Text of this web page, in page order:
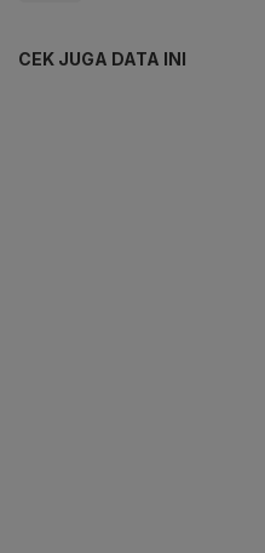
CEK JUGA DATA INI